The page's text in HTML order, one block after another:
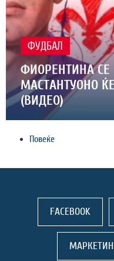
ФУДБАЛ
ФИОРЕНТИНА СЕ
МАСТАНТУОНО
(ВИДЕО)
Повеќе
FACEBOOK